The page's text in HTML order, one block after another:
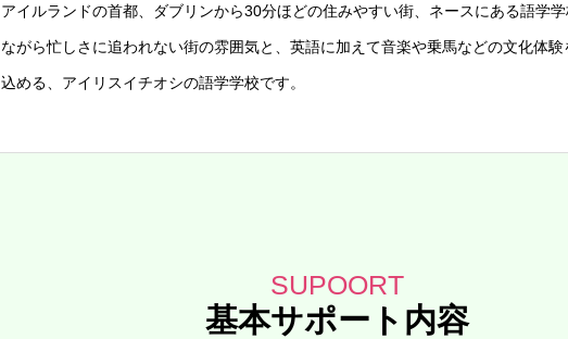
アイルランドの首都、ダブリンから30分ほどの住みやすい街、ネースにある語学学
ながら忙しさに追われない街の雰囲気と、英語に加えて音楽や乗馬などの文化体
込める、アイリスイチオシの語学学校です。
基本サポート内容